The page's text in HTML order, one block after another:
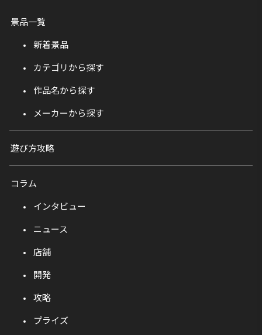
景品一覧
新着景品
カテゴリから探す
作品名から探す
メーカーから探す
遊び方攻略
コラム
インタビュー
ニュース
店舗
開発
攻略
プライズ